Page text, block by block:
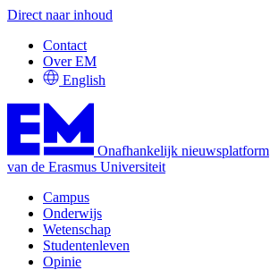
Direct naar inhoud
Contact
Over EM
English
Onafhankelijk nieuwsplatform
van de Erasmus Universiteit
Campus
Onderwijs
Wetenschap
Studentenleven
Opinie